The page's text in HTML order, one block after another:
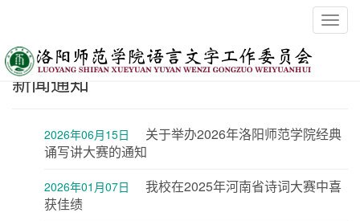
新闻通知
2026年06月15日
关于举办2026年洛阳师范学院经典
诵写讲大赛的通知
2026年01月07日
我校在2025年河南省诗词大赛中喜
获佳绩